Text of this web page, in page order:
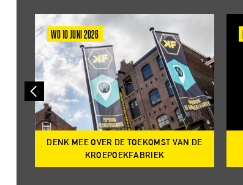
WO 10 JUNI 2026
DENK MEE OVER DE TOEKOMST VAN DE
KROEPOEKFABRIEK